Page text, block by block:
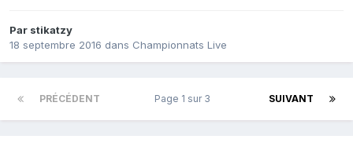
Par stikatzy
18 septembre 2016 dans Championnats Live
PRÉCÉDENT SUIVANT
Page 1 sur 3